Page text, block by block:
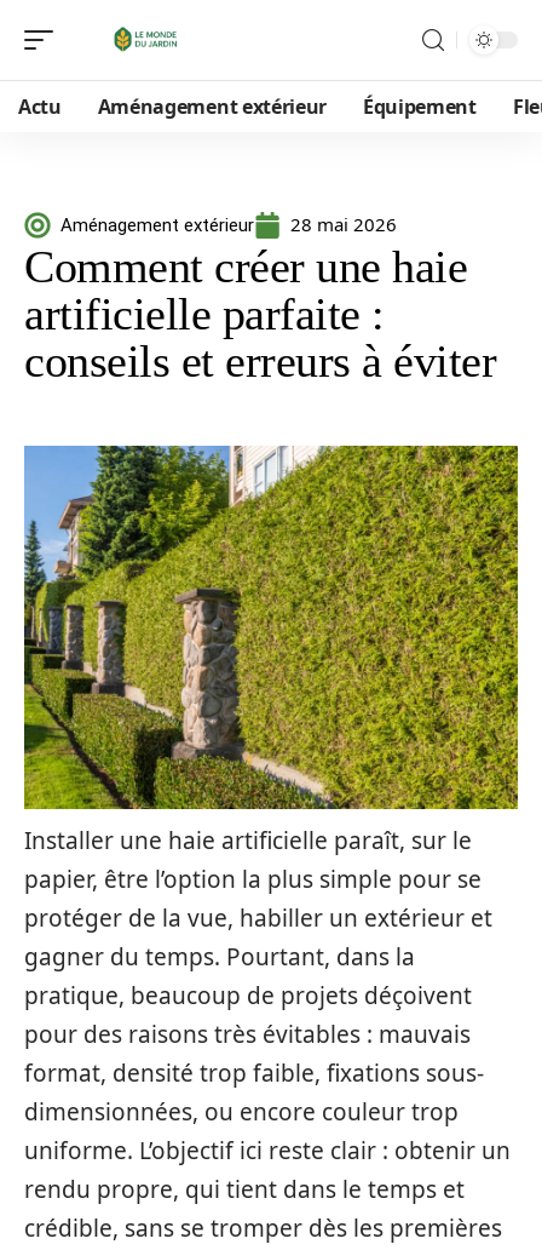
Actu Aménagement extérieur Équipement
Aménagement extérieur 28 mai 2026
Comment créer une haie
artificielle parfaite :
conseils et erreurs à éviter
Installer une haie artificielle paraît, sur le
papier, être l’option la plus simple pour se
protéger de la vue, habiller un extérieur et
gagner du temps. Pourtant, dans la
pratique, beaucoup de projets déçoivent
pour des raisons très évitables : mauvais
format, densité trop faible, fixations sous-
dimensionnées, ou encore couleur trop
uniforme. L’objectif ici reste clair : obtenir un
rendu propre, qui tient dans le temps et
crédible, sans se tromper dès les premières